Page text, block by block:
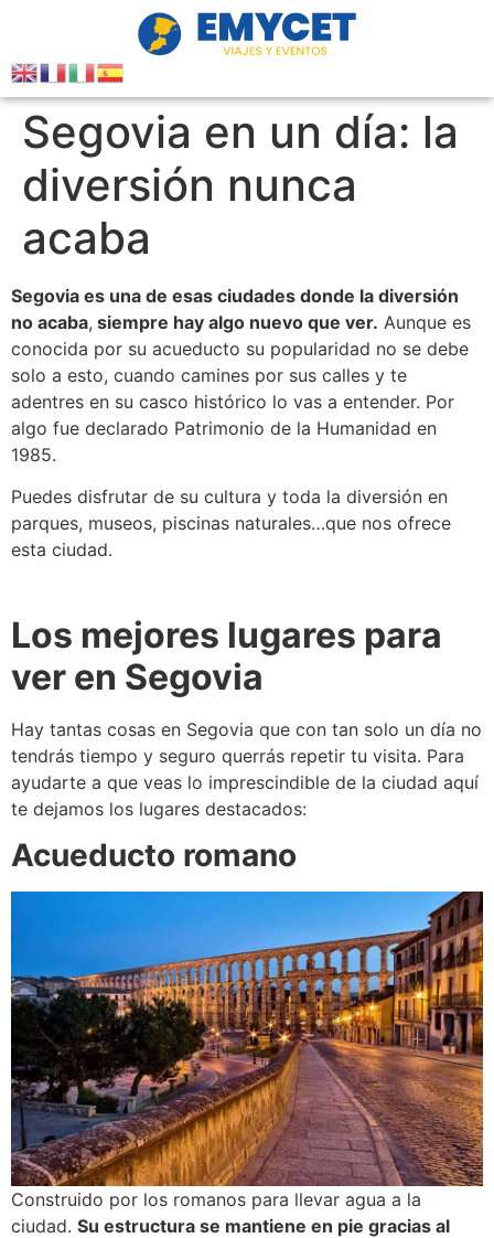
Segovia en un día: la
diversión nunca
acaba
Segovia es una de esas ciudades donde la diversión
no acaba, siempre hay algo nuevo que ver. Aunque es
conocida por su acueducto su popularidad no se debe
solo a esto, cuando camines por sus calles y te
adentres en su casco histórico lo vas a entender. Por
algo fue declarado Patrimonio de la Humanidad en
1985.
Puedes disfrutar de su cultura y toda la diversión en
parques, museos, piscinas naturales…que nos ofrece
esta ciudad.
Los mejores lugares para
ver en Segovia
Hay tantas cosas en Segovia que con tan solo un día no
tendrás tiempo y seguro querrás repetir tu visita. Para
ayudarte a que veas lo imprescindible de la ciudad aquí
te dejamos los lugares destacados:
Acueducto romano
Construido por los romanos para llevar agua a la
ciudad. Su estructura se mantiene en pie gracias al